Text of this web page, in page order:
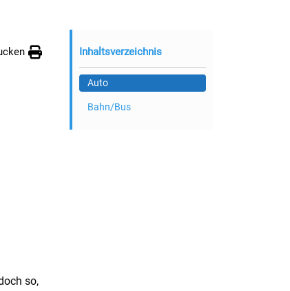
so,
Inhaltsverzeichnis
Auto
Bahn/Bus